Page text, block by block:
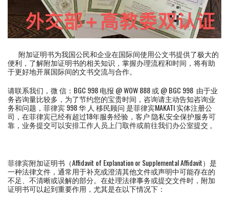
附加证明书为我国公民和企业在国际间使用公文书提供了极大的
便利，了解附加证明书的相关知识，掌握办理流程和时间，将有助
于更好地开展国际间的文书交流与合作。
请联系我们，微 信：BGC 998 电报 @ WOW 888 或 @ BGC 998 由于业
务咨询量比较多，为了节约您的宝贵时间，咨询请主动告知咨询业
务和问题，菲律宾 998 华 人 移民顾问 是菲律宾MAKATI 实体注册公
司，在菲律宾已经有超过18年服务经验，客户 隐私安全保护服务可
靠，业务提交可以安排工作人员上门取件或前往我们办公室提交 。
菲律宾附加证明书（Affidavit of Explanation or Supplemental Affidavit）是
一种法律文件，通常用于补充或澄清其他文件或声明中可能存在的
不足、不清晰或误解的部分。在处理法律事务或提交文件时，附加
证明书可以起到重要作用，尤其是在以下情况下：